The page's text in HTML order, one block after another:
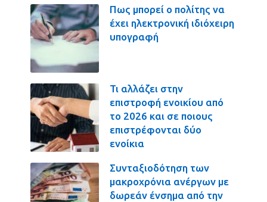
Πως μπορεί ο πολίτης να
έχει ηλεκτρονική ιδιόχειρη
υπογραφή
Τι αλλάζει στην
επιστροφή ενοικίου από
το 2026 και σε ποιους
επιστρέφονται δύο
ενοίκια
Συνταξιοδότηση των
μακροχρόνια ανέργων με
δωρεάν ένσημα από την